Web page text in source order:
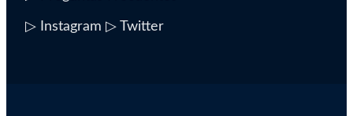
▷ Instagram ▷ Twitter